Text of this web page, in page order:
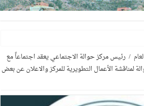
/ رئيس مركز حوالة الاجتماعي يعقد اجتماعاً مع
لمناقشة الأعمال التطويرية للمركز والاعلان عن بعض